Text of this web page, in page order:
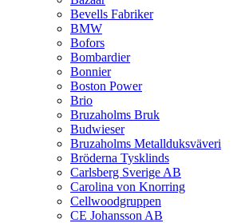
Bevells Fabriker
BMW
Bofors
Bombardier
Bonnier
Boston Power
Brio
Bruzaholms Bruk
Budwieser
Bruzaholms Metallduksväveri
Bröderna Tysklinds
Carlsberg Sverige AB
Carolina von Knorring
Cellwoodgruppen
CE Johansson AB